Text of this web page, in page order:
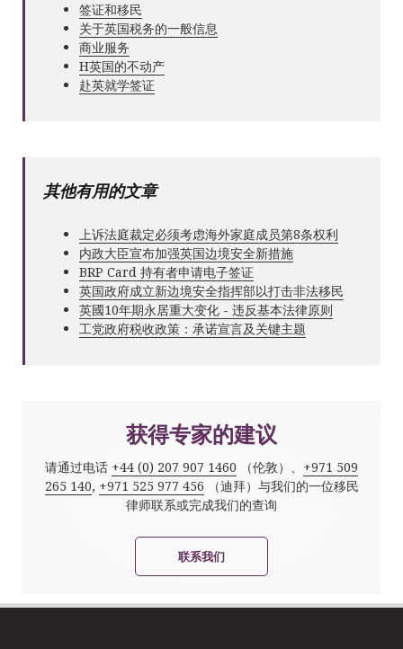
签证和移民
关于英国税务的一般信息
商业服务
Н英国的不动产
赴英就学签证
其他有用的文章
上诉法庭裁定必须考虑海外家庭成员第8条权利
内政大臣宣布加强英国边境安全新措施
BRP Card 持有者申请电子签证
英国政府成立新边境安全指挥部以打击非法移民
英國10年期永居重大变化 - 违反基本法律原则
工党政府税收政策：承诺宣言及关键主题
获得专家的建议
请通过电话 +44 (0) 207 907 1460 （伦敦）、 +971 509
265 140, +971 525 977 456 （迪拜）与我们的一位移民
律师联系或完成我们的查询
联系我们